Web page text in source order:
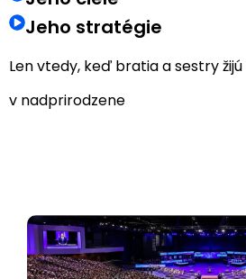
Jeho stratégie
Len vtedy, keď bratia a sestry
v nadprirodzene